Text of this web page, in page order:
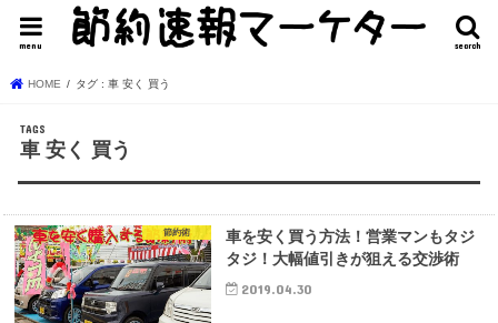
search
menu
HOME タグ : 車 安く 買う
車 安く 買う
節約術
車を安く買う方法！営業マンもタジ
タジ！大幅値引きが狙える交渉術
2019.04.30